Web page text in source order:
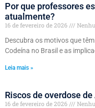
Por que professores
atualmente?
16 de fevereiro de 2026
Descubra os motivos que
Codeína no Brasil e as
Leia mais »
Riscos de overdose
16 de fevereiro de 2026